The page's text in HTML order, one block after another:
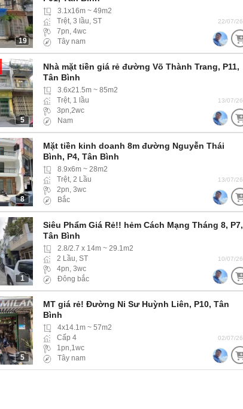
19
3.1x16m ~ 49m2
Trệt, 3 lầu, ST
7pn, 4wc
Tây nam
22/07/26
5
Nhà mặt tiền giá rẻ đường Võ Thành Trang, P11,
Tân Bình
3.6x21.5m ~ 85m2
Trệt, 1 lầu
3pn,2wc
Nam
13/07/26
8
Mặt tiền kinh doanh 8m đường Nguyễn Thái
Bình, P4, Tân Bình
8.9x6m ~ 28m2
Trệt, 2 Lầu
2pn, 3wc
Bắc
13/07/26
1
Siêu Phẩm Giá Rẻ!! hẻm Cách Mạng Tháng 8, P7,
Tân Bình
2.8/2.7 x 14m ~ 29.1m2
2 Lầu, ST
4pn, 3wc
Đông bắc
10/07/26
5
MT giá rẻ! Đường Ni Sư Huỳnh Liên, P10, Tân
Bình
4x14.1m ~ 57m2
Cấp 4
1pn,1wc
Tây nam
02/07/26